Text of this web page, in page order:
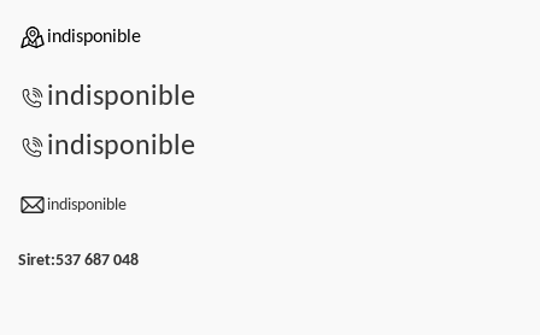
indisponible
indisponible
indisponible
indisponible
Siret:537 687 048